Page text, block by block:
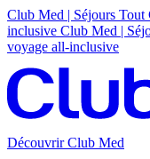
Club Med | Séjours Tout
inclusive Club Med |
voyage all-inclusive
Découvrir Club Med